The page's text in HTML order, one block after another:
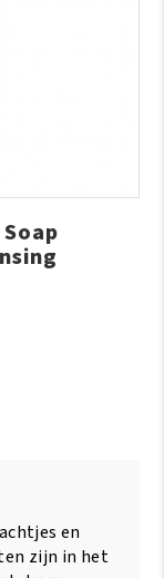
en
zijn in het